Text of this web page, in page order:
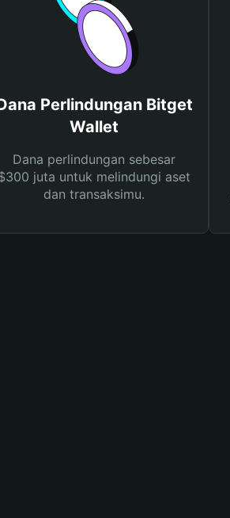
Perlindungan Bitget
Wallet
Dana perlindungan sebesar
juta untuk melindungi aset
dan transaksimu.